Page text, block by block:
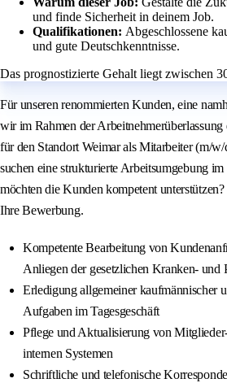
und finde Sicherheit in deinem Job.
Qualifikationen: Abgeschlossene
und gute Deutschkenntnisse.
Das prognostizierte Gehalt liegt zwischen
Für unseren renommierten Kunden, eine
wir im Rahmen der Arbeitnehmerüberlassung
für den Standort Weimar als Mitarbeiter (m/
suchen eine strukturierte Arbeitsumgebung
möchten die Kunden kompetent
Ihre Bewerbung.
Kompetente Bearbeitung von
Anliegen der gesetzlichen Kranken- und
Erledigung allgemeiner kaufmännischer
Aufgaben im Tagesgeschäft
Pflege und Aktualisierung von
internen Systemen
Schriftliche und telefonische